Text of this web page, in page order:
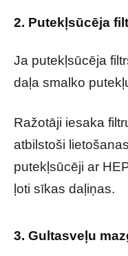
2. Putekļsūcēja
Ja putekļsūcēja
daļa smalko
Ražotāji iesaka
atbilstoši
putekļsūcēji ar
ļoti sīkas daļiņas.
3. Gultasveļu